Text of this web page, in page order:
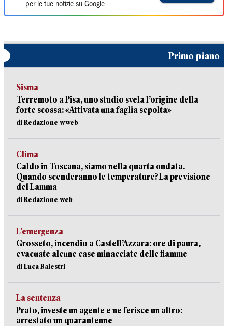
per le tue notizie su Google
Primo piano
Sisma
Terremoto a Pisa, uno studio svela l’origine della
forte scossa: «Attivata una faglia sepolta»
di Redazione wweb
Clima
Caldo in Toscana, siamo nella quarta ondata.
Quando scenderanno le temperature? La previsione
del Lamma
di Redazione web
L’emergenza
Grosseto, incendio a Castell’Azzara: ore di paura,
evacuate alcune case minacciate delle fiamme
di Luca Balestri
La sentenza
Prato, investe un agente e ne ferisce un altro:
arrestato un quarantenne